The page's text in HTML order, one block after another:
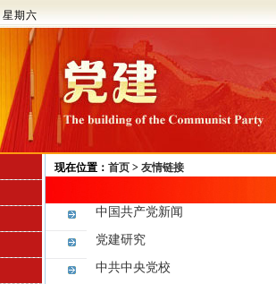
期六
现在位置： 首页 > 友情链接
中国共产党新闻
党建研究
中共中央党校